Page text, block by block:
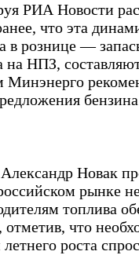
РИА Новости
что эта
в рознице —
на НПЗ,
Минэнерго
Новак
рынке
топлива
что
роста